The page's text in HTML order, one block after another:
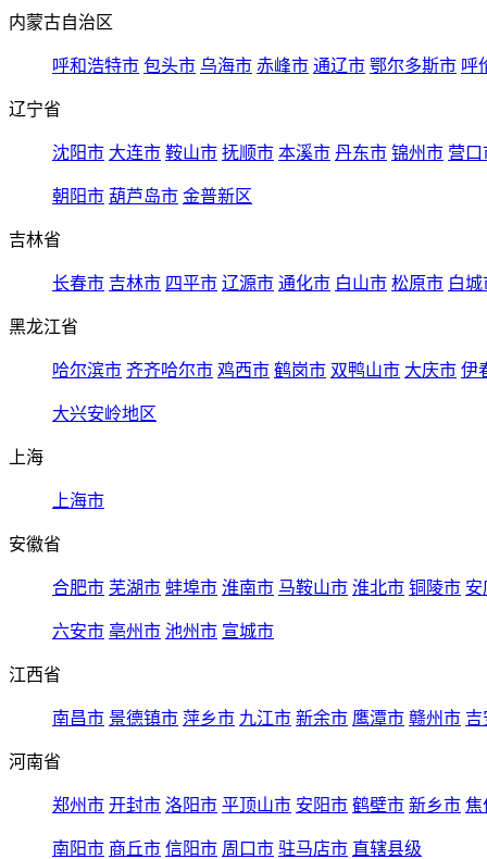
内蒙古自治区
呼和浩特市 包头市 乌海市 赤峰市 通辽市 鄂尔多斯市 呼
辽宁省
沈阳市 大连市 鞍山市 抚顺市 本溪市 丹东市 锦州市 营口
朝阳市 葫芦岛市 金普新区
吉林省
长春市 吉林市 四平市 辽源市 通化市 白山市 松原市 白城
黑龙江省
哈尔滨市 齐齐哈尔市 鸡西市 鹤岗市 双鸭山市 大庆市 伊
大兴安岭地区
上海
上海市
安徽省
合肥市 芜湖市 蚌埠市 淮南市 马鞍山市 淮北市 铜陵市 安
六安市 亳州市 池州市 宣城市
江西省
南昌市 景德镇市 萍乡市 九江市 新余市 鹰潭市 赣州市 吉
河南省
郑州市 开封市 洛阳市 平顶山市 安阳市 鹤壁市 新乡市 焦
南阳市 商丘市 信阳市 周口市 驻马店市 直辖县级